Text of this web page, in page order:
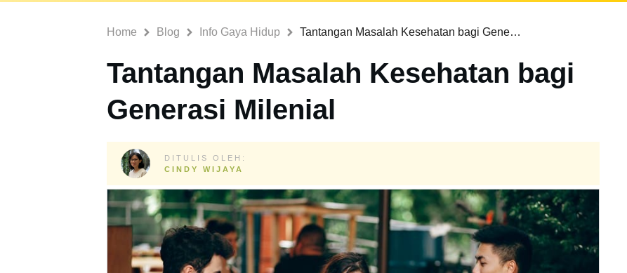
Home Blog Info Gaya Hidup Tantangan Masalah Kesehatan bagi Generasi Milenial
Tantangan Masalah Kesehatan bagi
Generasi Milenial
DITULIS OLEH:
CINDY WIJAYA